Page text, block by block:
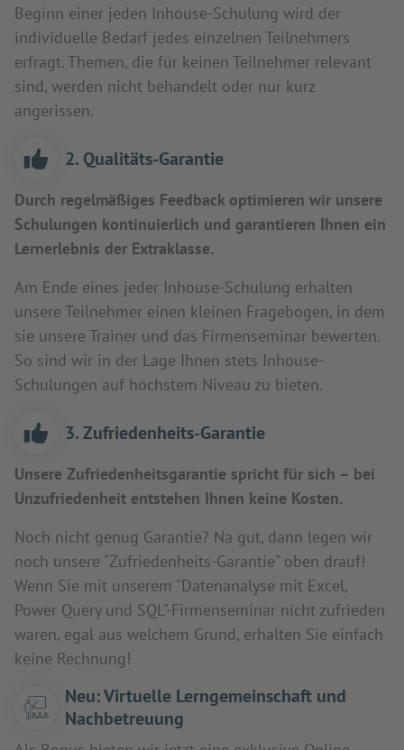
Beginn einer jeden Inhouse-Schulung wird der
individuelle Bedarf jedes einzelnen Teilnehmers
erfragt. Themen, die für keinen Teilnehmer relevant
sind, werden nicht behandelt oder nur kurz
angerissen.
2. Qualitäts-Garantie
Durch regelmäßiges Feedback optimieren wir unsere
Schulungen kontinuierlich und garantieren Ihnen ein
Lernerlebnis der Extraklasse.
Am Ende eines jeder Inhouse-Schulung erhalten
unsere Teilnehmer einen kleinen Fragebogen, in dem
sie unsere Trainer und das Firmenseminar bewerten.
So sind wir in der Lage Ihnen stets Inhouse-
Schulungen auf höchstem Niveau zu bieten.
3. Zufriedenheits-Garantie
Unsere Zufriedenheitsgarantie spricht für sich – bei
Unzufriedenheit entstehen Ihnen keine Kosten.
Noch nicht genug Garantie? Na gut, dann legen wir
noch unsere "Zufriedenheits-Garantie" oben drauf!
Wenn Sie mit unserem "Datenanalyse mit Excel,
Power Query und SQL"-Firmenseminar nicht zufrieden
waren, egal aus welchem Grund, erhalten Sie einfach
keine Rechnung!
Neu: Virtuelle Lerngemeinschaft und
Nachbetreuung